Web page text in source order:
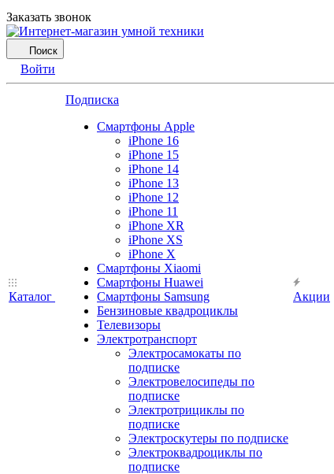
Заказать звонок
Поиск
Войти
Каталог
Подписка
Смартфоны Apple
iPhone 16
iPhone 15
iPhone 14
iPhone 13
iPhone 12
iPhone 11
iPhone XR
iPhone XS
iPhone X
Смартфоны Xiaomi
Смартфоны Huawei
Смартфоны Samsung
Бензиновые квадроциклы
Телевизоры
Электротранспорт
Электросамокаты по
подписке
Электровелосипеды по
подписке
Электротрициклы по
подписке
Электроскутеры по подписке
Электроквадроциклы по
подписке
Акции